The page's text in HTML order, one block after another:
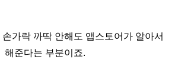
가락 까딱 안해도 앱스토어가 알아서
해준다는 부분이죠.